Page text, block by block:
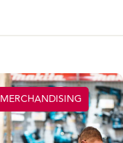
MERCHANDISING